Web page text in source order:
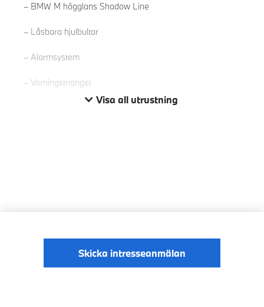
BMW M högglans Shadow Line
Låsbara hjulbultar
Alarmsystem
Varningstriangel
Visa all utrustning
Skicka intresseanmälan